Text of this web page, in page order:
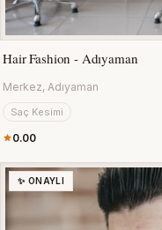
Hair Fashion - Adıyaman
Merkez, Adıyaman
Saç Kesimi
0.00
✨ ONAYLI